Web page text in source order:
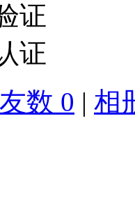
证
证
数 0 | 相